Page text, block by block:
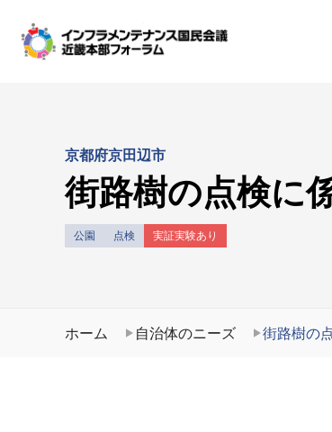
京都府京田辺市
街路樹の点検に
公園 点検 実証実験あり
ホーム 自治体のニーズ 街路樹の